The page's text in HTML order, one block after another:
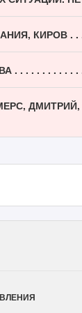
КИРОВ . . .
. . . . . . . . . . . .
ДМИТРИЙ,